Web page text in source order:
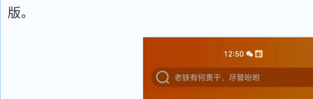
版。